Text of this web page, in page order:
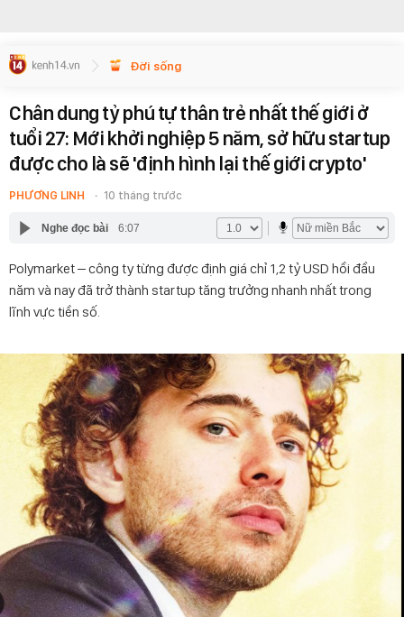
Đời sống
Chân dung tỷ phú tự thân trẻ nhất thế giới ở
tuổi 27: Mới khởi nghiệp 5 năm, sở hữu startup
được cho là sẽ 'định hình lại thế giới crypto'
PHƯƠNG LINH 10 tháng trước
Nghe đọc bài 6:07
Polymarket – công ty từng được định giá chỉ 1,2 tỷ USD hồi đầu
năm và nay đã trở thành startup tăng trưởng nhanh nhất trong
lĩnh vực tiền số.